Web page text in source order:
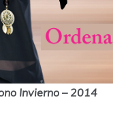
Invierno – 2014